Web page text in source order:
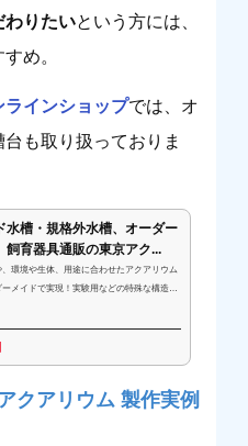
わりたいという方には、
め。
インショップでは、オ
も取り扱っておりま
水槽・規格外水槽、オーダー
飼育器具通販の東京アク...
環境や生体、用途に合わせたアクアリウム
メイドで実現！実験用などの特殊な構造
れましょう。
クアリウム 製作実例